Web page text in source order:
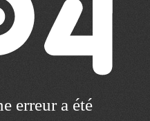
erreur a été